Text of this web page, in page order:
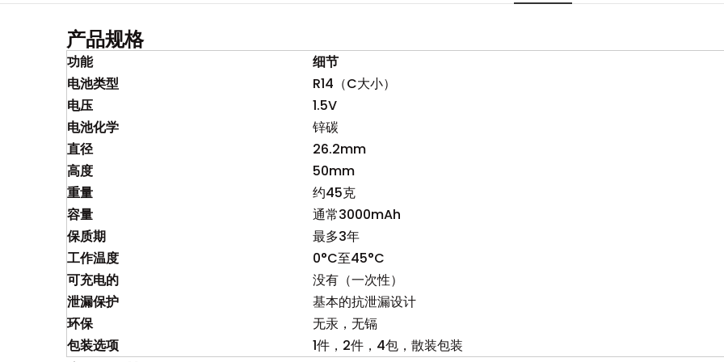
产品规格
功能
细节
电池类型
R14（C大小）
电压
1.5V
电池化学
锌碳
直径
26.2mm
高度
50mm
重量
约45克
容量
通常3000mAh
保质期
最多3年
工作温度
0°C至45°C
可充电的
没有（一次性）
泄漏保护
基本的抗泄漏设计
环保
无汞，无镉
包装选项
1件，2件，4包，散装包装